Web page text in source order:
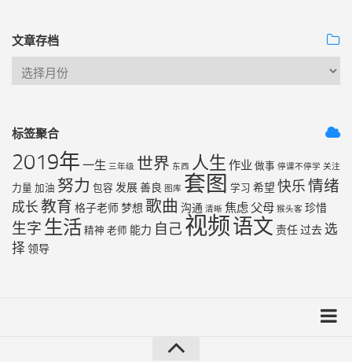
文章存档
标签聚合
2019年 一生 三年级 世界 东西 人生 作业 做事 停课不停学 关注
力量 加油 努力 包容 发展善良 图库 套图 学习 希望 快乐情绪
成长 教育 格子老师梦想 歌曲 沟通 清晰 焦虑 父母 猴头客 珍惜
生字 生活 精神 老师 能力 自己 视频语文 责任过去 选
择 领导